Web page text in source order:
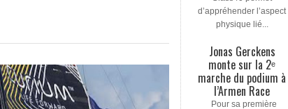
d’appréhender l’aspect
physique lié...
Jonas Gerckens
monte sur la 2ᵉ
marche du podium à
l’Armen Race
Pour sa première